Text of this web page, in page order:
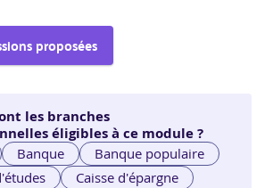
proposées
les branches
éligibles à ce module ?
Banque
Banque populaire
Caisse d'épargne